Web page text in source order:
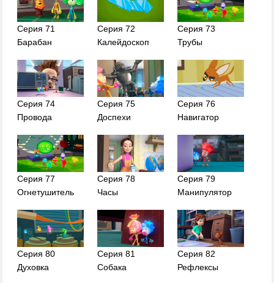
Серия 71
Барабан
Серия 72
Калейдоскоп
Серия 73
Трубы
Серия 74
Провода
Серия 75
Доспехи
Серия 76
Навигатор
Серия 77
Огнетушитель
Серия 78
Часы
Серия 79
Манипулятор
Серия 80
Духовка
Серия 81
Собака
Серия 82
Рефлексы